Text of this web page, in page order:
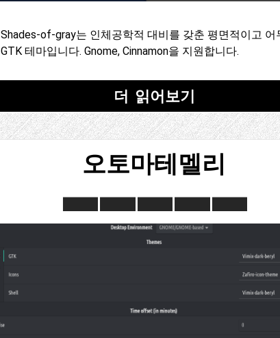
Shades-of-gray는 인체공학적 대비를 갖춘 평면적이고 어
GTK 테마입니다. Gnome, Cinnamon을 지원합니다.
더 읽어보기
오토마테멜리